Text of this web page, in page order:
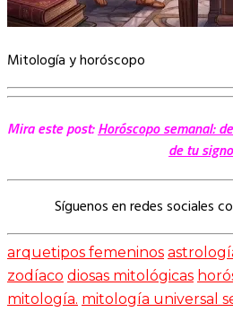
Mitología y horóscopo
Mira este post:Horóscopo semanal:
de tu signo
Síguenos en redes sociales
arquetipos femeninos
zodíaco diosas mitológicas
mitología. mitología universal